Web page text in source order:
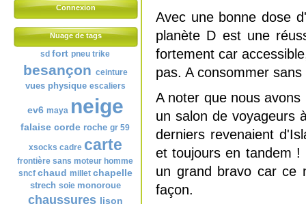
Connexion
Nuage de tags
sd fort pneu trike
besançon ceinture
vues physique escaliers
ev6 maya neige
falaise corde roche gr 59
xsocks cadre carte
frontière sans moteur homme
sncf chaud millet chapelle
strech soie monoroue
chaussures lison
Avec une bonne dose
planète D est une
fortement car
pas. A consommer
A noter que nous
un salon de voyageurs
derniers revenaient
et toujours en tandem
un grand bravo car ce
façon.